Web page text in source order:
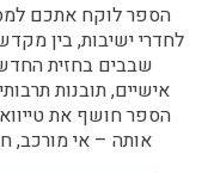
הספר לוקח אתכם
לחדרי ישיבות, בין
שבבים בחזית
אישיים, תובנות
הספר חושף את
אותה – אי מורכב,